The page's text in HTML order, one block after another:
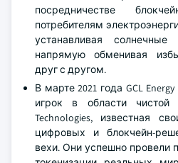
посредничестве
потребителям
устанавливая
напрямую обменивая
друг с другом.
В марте 2021 года GCL
игрок в области
Technologies, известная
цифровых и блокчейн-
вехи. Они успешно провели